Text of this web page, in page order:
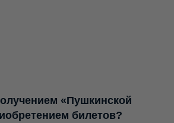
«Пушкинской
билетов?